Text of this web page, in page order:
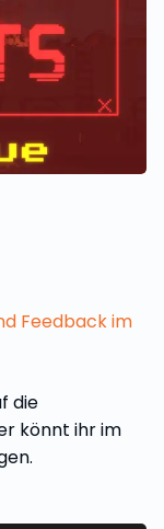
Feedback im
die
könnt ihr im